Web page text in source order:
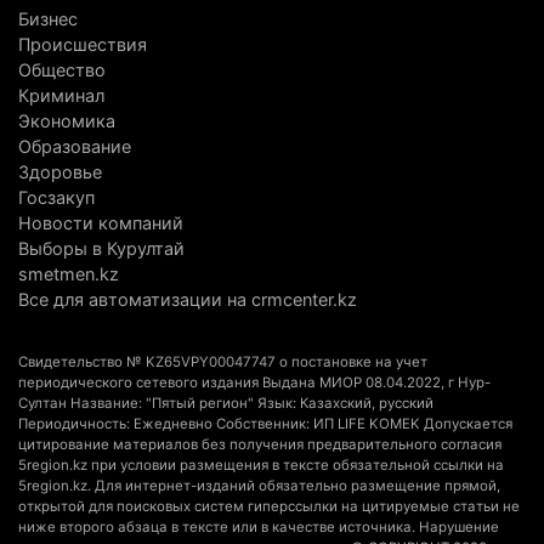
Выборы в Курултай: Алматинская область вошла
в число регионов с самым большим
количеством избирателей
4 августа 2026 г. 09:09
«От экспорта сырья - к сложным
производствам»: партия «Әділет» представила в
Актобе план диверсификации
3 августа 2026 г. 20:46
казармы в Конаеве
3 августа 2026 г. 18:08
Спустя 78 лет тигр вновь вернулся в дикую
природу Алматинской области
3 августа 2026 г. 16:16 261
Бизнес
Происшествия
Общество
Криминал
Экономика
Образование
Здоровье
Госзакуп
Новости компаний
Выборы в Курултай
smetmen.kz
Все для автоматизации на crmcenter.kz
Свидетельство № KZ65VPY00047747 о постановке на учет
периодического сетевого издания Выдана МИОР 08.04.2022, г Нур-
Султан Название: "Пятый регион" Язык: Казахский, русский
Периодичность: Ежедневно Собственник: ИП LIFE KOMEK Допускается
цитирование материалов без получения предварительного согласия
5region.kz при условии размещения в тексте обязательной ссылки на
5region.kz. Для интернет-изданий обязательно размещение прямой,
открытой для поисковых систем гиперссылки на цитируемые статьи не
ниже второго абзаца в тексте или в качестве источника. Нарушение